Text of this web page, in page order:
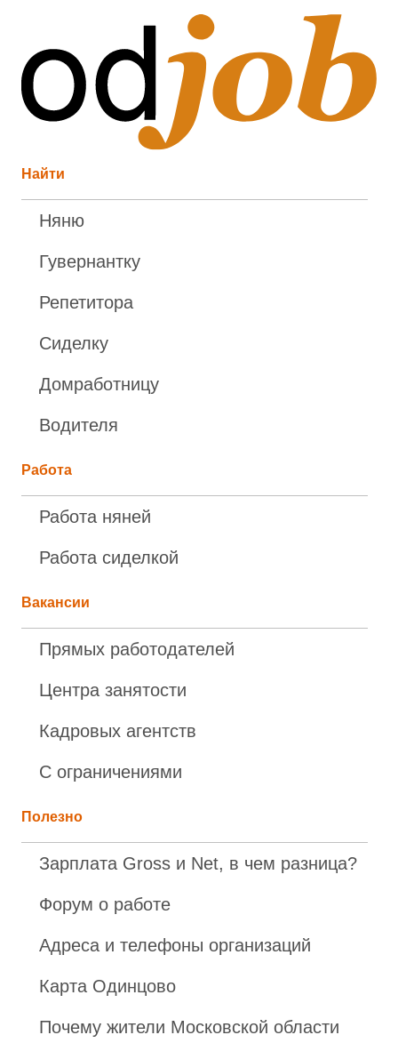
Найти
Няню
Гувернантку
Репетитора
Сиделку
Домработницу
Водителя
Работа
Работа няней
Работа сиделкой
Вакансии
Прямых работодателей
Центра занятости
Кадровых агентств
С ограничениями
Полезно
Зарплата Gross и Net, в чем разница?
Форум о работе
Адреса и телефоны организаций
Карта Одинцово
Почему жители Московской области